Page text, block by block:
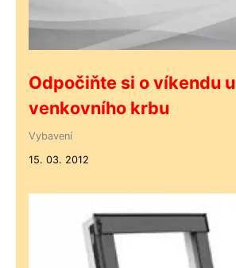
Odpočiňte si o víkendu u
venkovního krbu
Vybavení
15. 03. 2012